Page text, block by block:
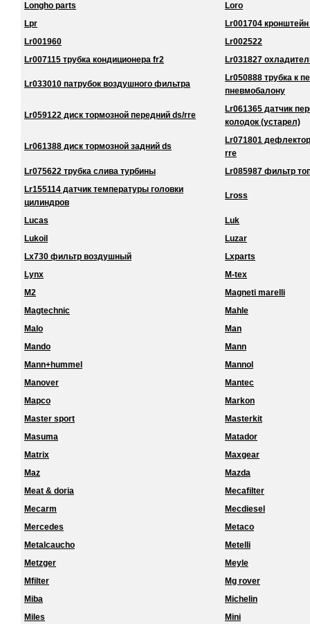
Longho parts
Loro
Lpr
Lr001704
Lr001960
Lr002522
Lr007115 трубка кондиционера fr2
Lr031827
Lr033010 патрубок воздушного фильтра
Lr050888 трубка к
пневмобалону
Lr059122 диск тормозной передний ds/rre
Lr061365 датчик
колодок (устарел)
Lr061388 диск тормозной задний ds
Lr071801
rre
Lr075622 трубка слива турбины
Lr085987 фильтр
Lr155114 датчик температуры головки
цилиндров
Lross
Lucas
Luk
Lukoil
Luzar
Lx730 фильтр воздушный
Lxparts
Lynx
M-tex
M2
Magneti marelli
Magtechnic
Mahle
Malo
Man
Mando
Mann
Mann+hummel
Mannol
Manover
Mantec
Mapco
Markon
Master sport
Masterkit
Masuma
Matador
Matrix
Maxgear
Maz
Mazda
Meat & doria
Mecafilter
Mecarm
Mecdiesel
Mercedes
Metaco
Metalcaucho
Metelli
Metzger
Meyle
Mfilter
Mg rover
Miba
Michelin
Miles
Mini